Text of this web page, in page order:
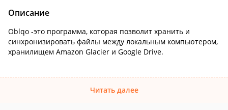
Описание
Oblqo -это программа, которая позволит хранить и
синхронизировать файлы между локальным компьютером,
хранилищем Amazon Glacier и Google Drive.
Читать далее